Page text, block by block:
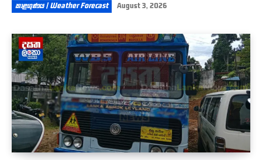
කාළගුණය | Weather Forecast August 3, 2026